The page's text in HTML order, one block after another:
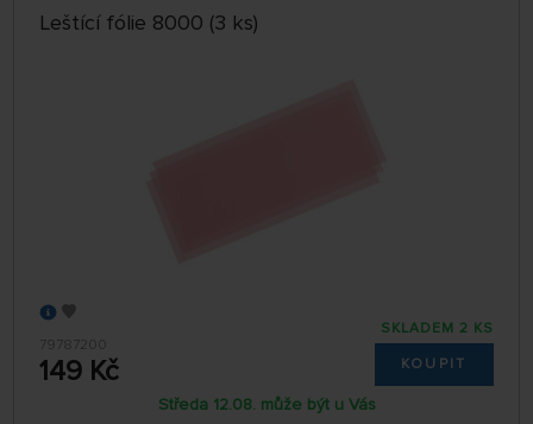
Leštící fólie 8000 (3 ks)
79787200
149 Kč
SKLADEM 2 KS
KOUPIT
Středa 12.08. může být u Vás